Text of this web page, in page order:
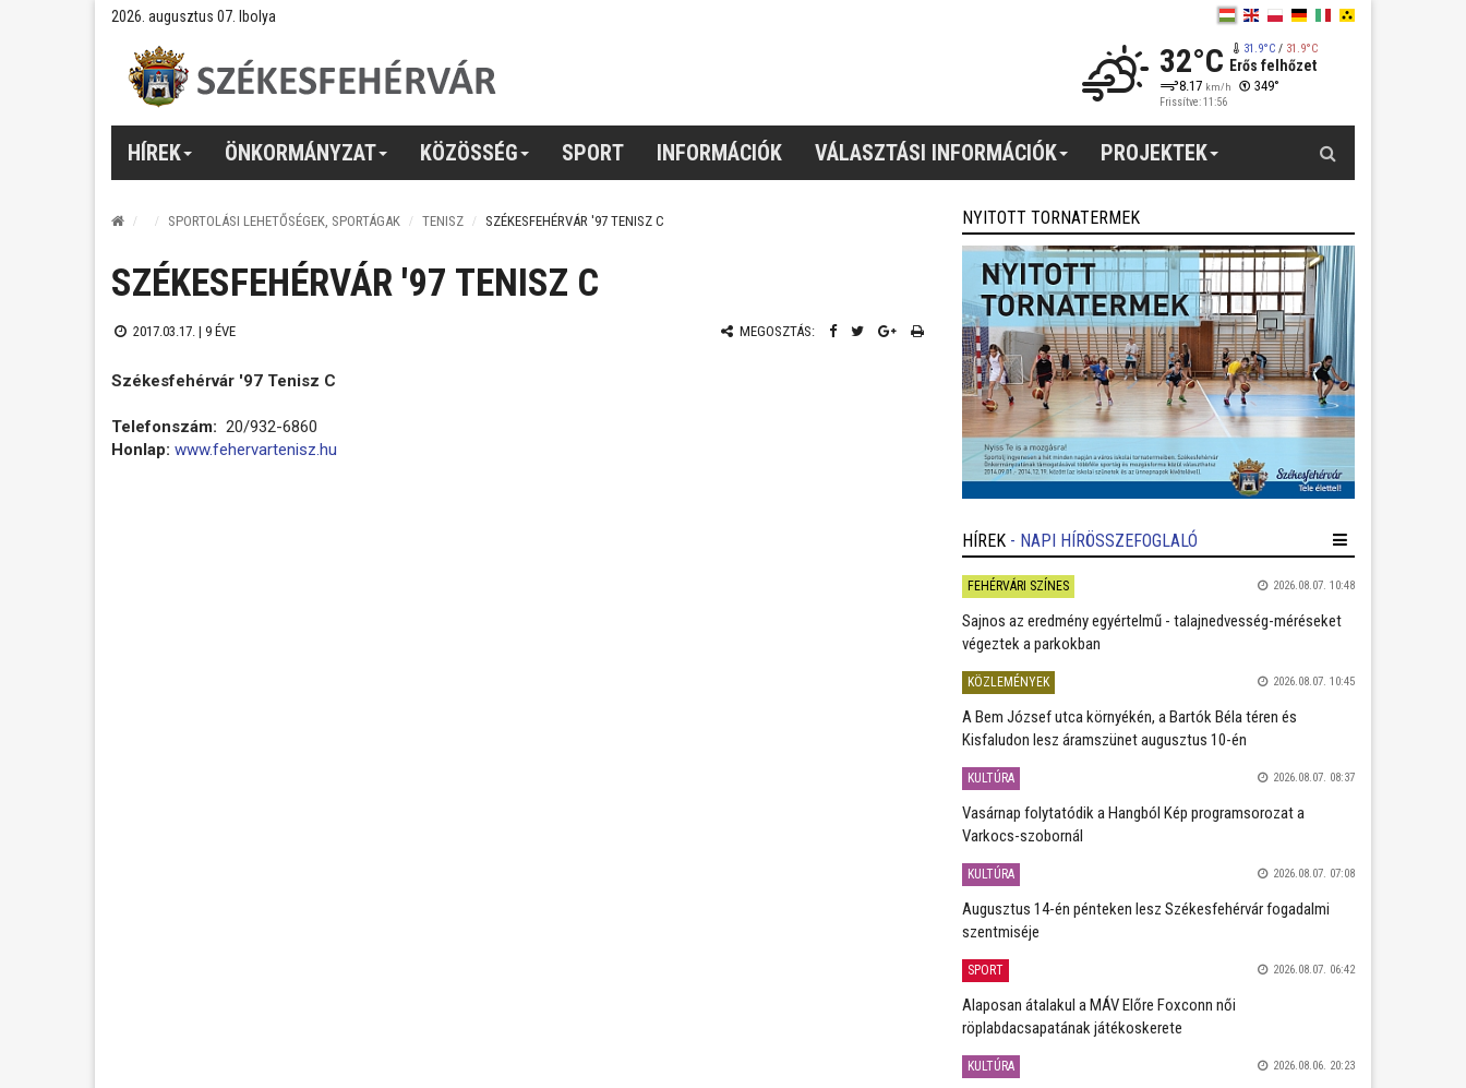
2026. augusztus 07. Ibolya
32°C 31.9°C/ 31.9°C
Erős felhőzet
8.17 km/h 349°
Frissítve: 11:56
HÍREK ÖNKORMÁNYZAT KÖZÖSSÉG SPORT INFORMÁCIÓK VÁLASZTÁSI INFORMÁCIÓK PROJEKTEK
SPORTOLÁSI LEHETŐSÉGEK, SPORTÁGAK TENISZ SZÉKESFEHÉRVÁR '97 TENISZ C
SZÉKESFEHÉRVÁR '97 TENISZ C
2017.03.17. | 9 ÉVE MEGOSZTÁS:
Székesfehérvár '97 Tenisz C
Telefonszám: 20/932-6860
Honlap: www.fehervartenisz.hu
NYITOTT TORNATERMEK
HÍREK - NAPI HÍRÖSSZEFOGLALÓ
FEHÉRVÁRI SZÍNES 2026.08.07. 10:48
Sajnos az eredmény egyértelmű - talajnedvesség-méréseket
végeztek a parkokban
KÖZLEMÉNYEK 2026.08.07. 10:45
A Bem József utca környékén, a Bartók Béla téren és
Kisfaludon lesz áramszünet augusztus 10-én
KULTÚRA 2026.08.07. 08:37
Vasárnap folytatódik a Hangból Kép programsorozat a
Varkocs-szobornál
KULTÚRA 2026.08.07. 07:08
Augusztus 14-én pénteken lesz Székesfehérvár fogadalmi
szentmiséje
SPORT 2026.08.07. 06:42
Alaposan átalakul a MÁV Előre Foxconn női
röplabdacsapatának játékoskerete
KULTÚRA 2026.08.06. 20:23